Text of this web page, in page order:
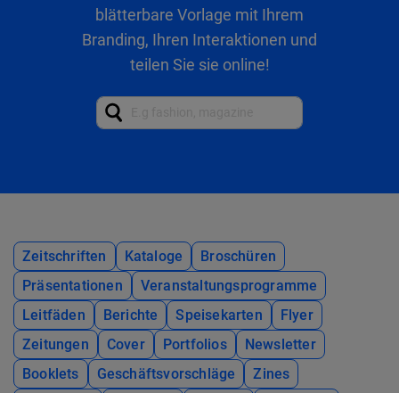
blätterbare Vorlage mit Ihrem
Branding, Ihren Interaktionen und
teilen Sie sie online!
Zeitschriften Kataloge
Broschüren
Präsentationen
Veranstaltungsprogramme
Leitfäden
Berichte Speisekarten
Flyer
Zeitungen
Cover Portfolios
Newsletter
Booklets
Geschäftsvorschläge
Zines